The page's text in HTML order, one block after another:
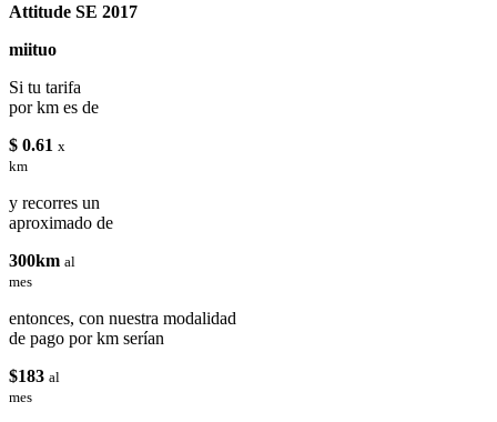
Attitude SE 2017
miituo
Si tu tarifa
por km es de
$ 0.61 x
km
y recorres un
aproximado de
300km al
mes
entonces, con nuestra modalidad
de pago por km serían
$183 al
mes